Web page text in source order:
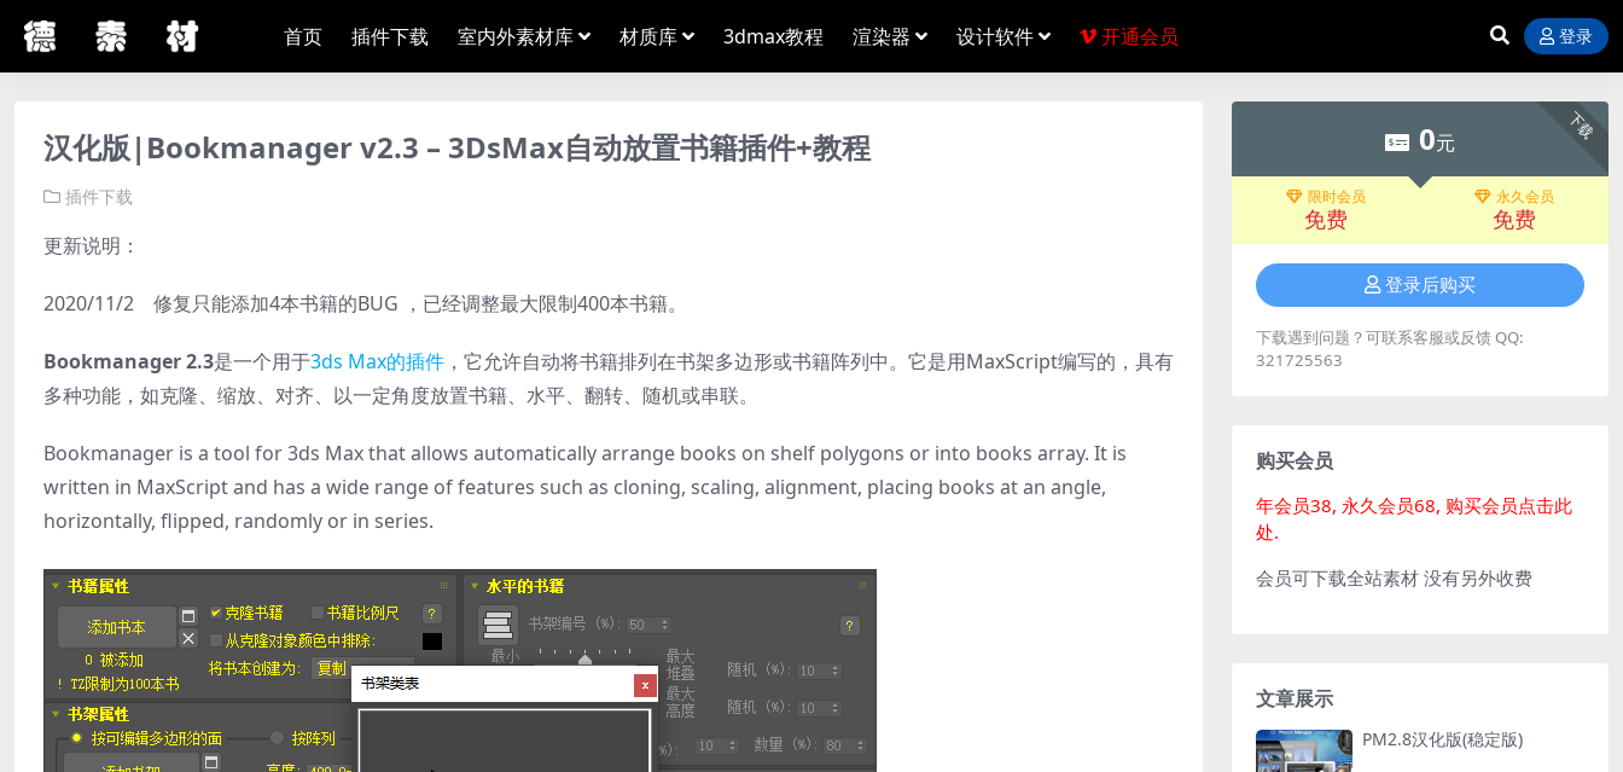
首页 插件下载 室内外素材库 材质库 3dmax教程 渲染器 设计软件 开通会员 登录
汉化版|Bookmanager v2.3 – 3DsMax自动放置书籍插件+教程
插件下载
更新说明：
2020/11/2 修复只能添加4本书籍的BUG ，已经调整最大限制400本书籍。
Bookmanager 2.3是一个用于3ds Max的插件 ，它允许自动将书籍排列在书架多边形或书籍阵列中。它是用MaxScript编写的，具有
多种功能，如克隆、缩放、对齐、以一定角度放置书籍、水平、翻转、随机或串联。
Bookmanager is a tool for 3ds Max that allows automatically arrange books on shelf polygons or into books array. It is
written in MaxScript and has a wide range of features such as cloning, scaling, alignment, placing books at an angle,
horizontally, flipped, randomly or in series.
下载
0元
限时会员
免费
永久会员
免费
登录后购买
下载遇到问题？可联系客服或反馈 QQ:
321725563
购买会员
年会员38, 永久会员68, 购买会员点击此
处.
会员可下载全站素材 没有另外收费
文章展示
PM2.8汉化版(稳定版)